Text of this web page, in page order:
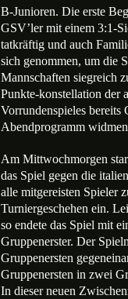
B-Junioren. Die erste
GSV’ler mit einem 3:1-
tatkräftig und auch
sich genommen, um die
Mannschaften siegreich
Punkte-konstellation der
Vorrundenspieles bereits
Abendprogramm
Am Mittwochmorgen
das Spiel gegen die
alle mitgereisten Spieler
Turniergeschehen ein.
so endete das Spiel mit
Gruppenerster. Der
Gruppenersten
Gruppenersten in zwei
In dieser neuen